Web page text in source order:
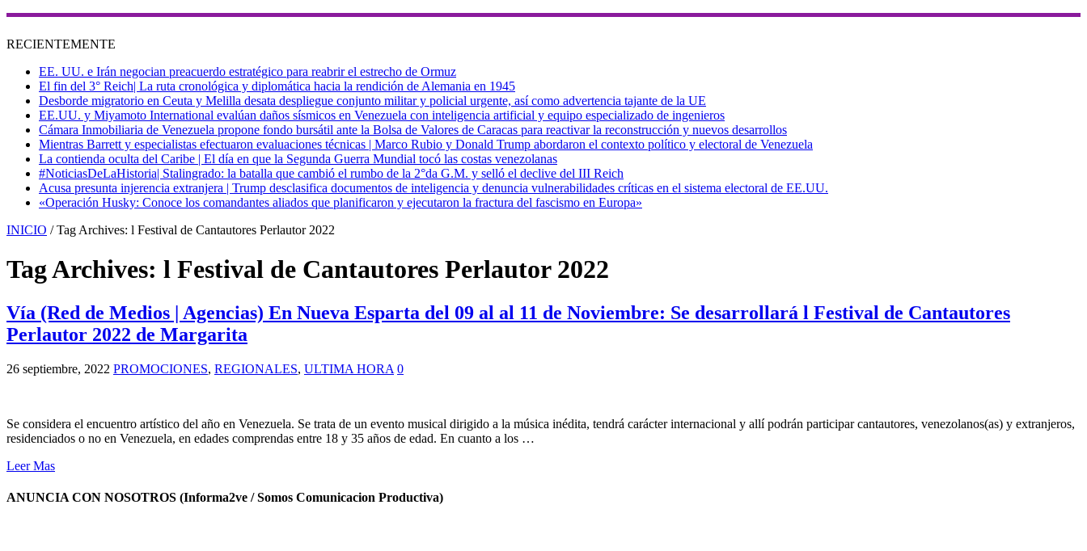
RECIENTEMENTE
EE. UU. e Irán negocian preacuerdo estratégico para reabrir el estrecho de Ormuz
El fin del 3° Reich| La ruta cronológica y diplomática hacia la rendición de Alemania en 1945
Desborde migratorio en Ceuta y Melilla desata despliegue conjunto militar y policial urgente, así como advertencia tajante de la UE
EE.UU. y Miyamoto International evalúan daños sísmicos en Venezuela con inteligencia artificial y equipo especializado de ingenieros
Cámara Inmobiliaria de Venezuela propone fondo bursátil ante la Bolsa de Valores de Caracas para reactivar la reconstrucción y nuevos desarrollos
Mientras Barrett y especialistas efectuaron evaluaciones técnicas | Marco Rubio y Donald Trump abordaron el contexto político y electoral de Venezuela
La contienda oculta del Caribe | El día en que la Segunda Guerra Mundial tocó las costas venezolanas
#NoticiasDeLaHistoria| Stalingrado: la batalla que cambió el rumbo de la 2°da G.M. y selló el declive del III Reich
Acusa presunta injerencia extranjera | Trump desclasifica documentos de inteligencia y denuncia vulnerabilidades críticas en el sistema electoral de EE.UU.
«Operación Husky: Conoce los comandantes aliados que planificaron y ejecutaron la fractura del fascismo en Europa»
INICIO / Tag Archives: l Festival de Cantautores Perlautor 2022
Tag Archives: l Festival de Cantautores Perlautor 2022
Vía (Red de Medios | Agencias) En Nueva Esparta del 09 al al 11 de Noviembre: Se desarrollará l Festival de Cantautores
Perlautor 2022 de Margarita
26 septiembre, 2022 PROMOCIONES, REGIONALES, ULTIMA HORA 0
Se considera el encuentro artístico del año en Venezuela. Se trata de un evento musical dirigido a la música inédita, tendrá carácter internacional y allí podrán participar cantautores, venezolanos(as) y extranjeros,
residenciados o no en Venezuela, en edades comprendas entre 18 y 35 años de edad. En cuanto a los …
Leer Mas
ANUNCIA CON NOSOTROS (Informa2ve / Somos Comunicacion Productiva)